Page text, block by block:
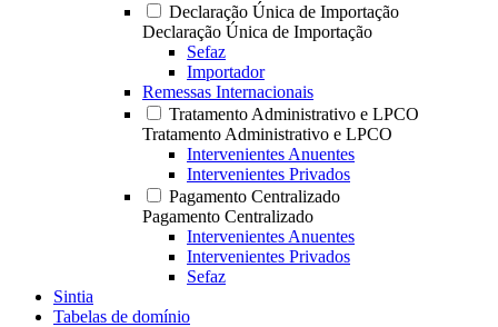
Declaração Única de Importação
Declaração Única de Importação
Sefaz
Importador
Remessas Internacionais
Tratamento Administrativo e LPCO
Tratamento Administrativo e LPCO
Intervenientes Anuentes
Intervenientes Privados
Pagamento Centralizado
Pagamento Centralizado
Intervenientes Anuentes
Intervenientes Privados
Sefaz
Sintia
Tabelas de domínio